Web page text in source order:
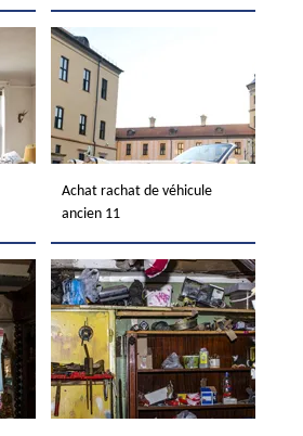
Achat rachat de véhicule
ancien 11